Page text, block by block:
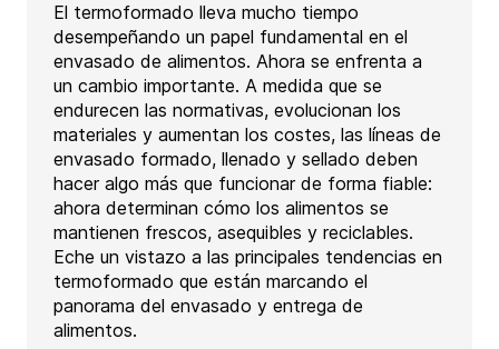
El termoformado lleva mucho tiempo
desempeñando un papel fundamental en el
envasado de alimentos. Ahora se enfrenta a
un cambio importante. A medida que se
endurecen las normativas, evolucionan los
materiales y aumentan los costes, las líneas de
envasado formado, llenado y sellado deben
hacer algo más que funcionar de forma fiable:
ahora determinan cómo los alimentos se
mantienen frescos, asequibles y reciclables.
Eche un vistazo a las principales tendencias en
termoformado que están marcando el
panorama del envasado y entrega de
alimentos.